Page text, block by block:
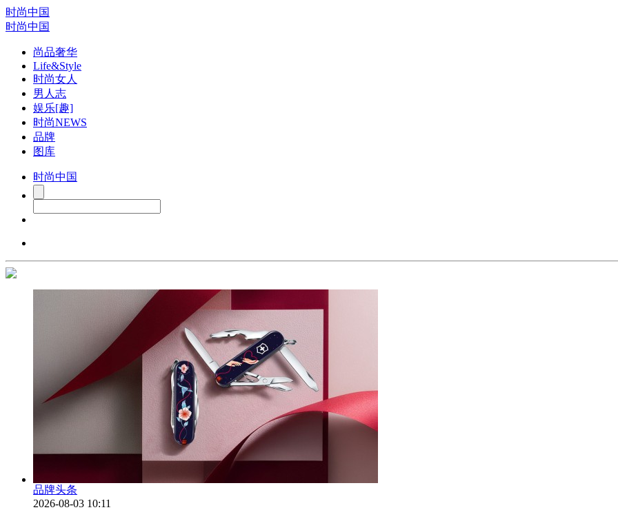
时尚中国
时尚中国
尚品奢华
Life&Style
时尚女人
男人志
娱乐[趣]
时尚NEWS
品牌
图库
时尚中国
品牌头条
2026-08-03 10:11